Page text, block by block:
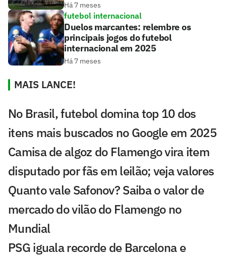
Há 7 meses
futebol internacional
Duelos marcantes: relembre os
principais jogos do futebol
internacional em 2025
Há 7 meses
MAIS LANCE!
No Brasil, futebol domina top 10 dos
itens mais buscados no Google em 2025
Camisa de algoz do Flamengo vira item
disputado por fãs em leilão; veja valores
Quanto vale Safonov? Saiba o valor de
mercado do vilão do Flamengo no
Mundial
PSG iguala recorde de Barcelona e